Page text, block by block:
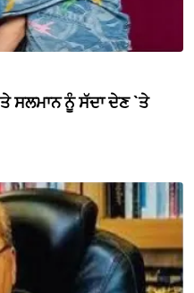
ਸਲਮਾਨ ਨੂੰ ਸੱਦਾ ਦੇਣ `ਤੇ